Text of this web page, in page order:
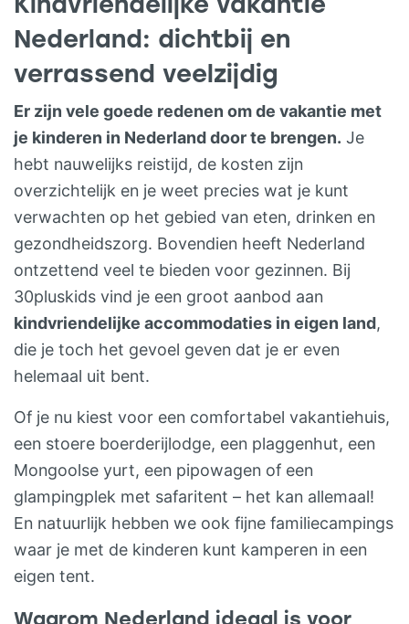
kinderen dus, want die hebben hier veel
campingvriendjes en kunnen lekker met de
blote voetjes in het gras. En hoe fijn ook
voor ouders: kinderen die in de pure
natuur hun gang kunnen gaan met hun
campingvriendjes op een veilig terrein? Zo
kom je zelf eindelijk eens aan dat mooie
boek toe terwijl je vanuit je kampeerstoel
goed zicht hebt op je spelende kleintjes.
Hier beleef je de pure Friese natuur. Met
de wind om je oren, het concert van de
weidevogels en bovenal: ruimte! De
adembenemende wolkenluchten brengen
je rust en inspiratie. Op de natuurcamping
Om je heen: wild gras en weidebloemen.
Bij het steigertje liggen de kano’s klaar om
lekker te peddelen. Kinderen vissen met
schepnetjes in de sloot, bakken taartjes in
de zandbak en springen door de dag op
de trampoline… ’s Avonds lekker alle tijd
voor elkaar in de overdekte vuurplaats
met loungekussens. KAMPEREN It
Nederland: dichtbij en
verrassend veelzijdig
Er zijn vele goede redenen om de vakantie met
je kinderen in Nederland door te brengen. Je
hebt nauwelijks reistijd, de kosten zijn
overzichtelijk en je weet precies wat je kunt
verwachten op het gebied van eten, drinken en
gezondheidszorg. Bovendien heeft Nederland
ontzettend veel te bieden voor gezinnen. Bij
30pluskids vind je een groot aanbod aan
kindvriendelijke accommodaties in eigen land,
die je toch het gevoel geven dat je er even
helemaal uit bent.
Of je nu kiest voor een comfortabel vakantiehuis,
een stoere boerderijlodge, een plaggenhut, een
Mongoolse yurt, een pipowagen of een
glampingplek met safaritent – het kan allemaal!
En natuurlijk hebben we ook fijne familiecampings
waar je met de kinderen kunt kamperen in een
eigen tent.
Waarom Nederland ideaal is voor